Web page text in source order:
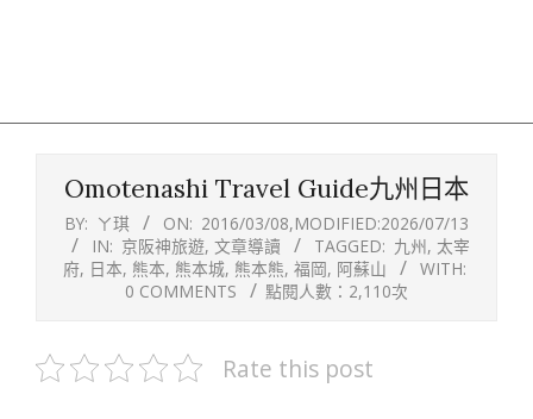
Omotenashi Travel Guide九州日本
BY: ㄚ琪 ON: 2016/03/08,MODIFIED:2026/07/13
IN: 京阪神旅遊, 文章導讀 TAGGED: 九州, 太宰
府, 日本, 熊本, 熊本城, 熊本熊, 福岡, 阿蘇山
WITH:
0 COMMENTS
點閱人數：2,110次
Rate this post